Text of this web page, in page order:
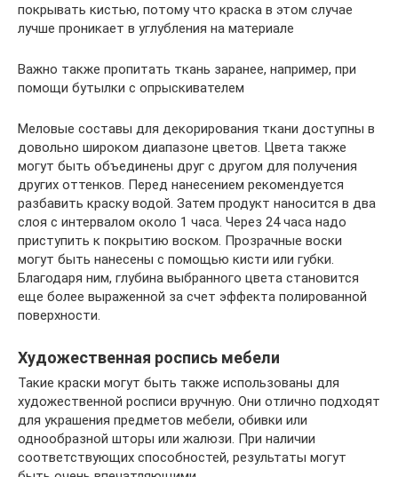
покрывать кистью, потому что краска в этом случае
лучше проникает в углубления на материале
Важно также пропитать ткань заранее, например, при
помощи бутылки с опрыскивателем
Меловые составы для декорирования ткани доступны в
довольно широком диапазоне цветов. Цвета также
могут быть объединены друг с другом для получения
других оттенков. Перед нанесением рекомендуется
разбавить краску водой. Затем продукт наносится в два
слоя с интервалом около 1 часа. Через 24 часа надо
приступить к покрытию воском. Прозрачные воски
могут быть нанесены с помощью кисти или губки.
Благодаря ним, глубина выбранного цвета становится
еще более выраженной за счет эффекта полированной
поверхности.
Художественная роспись мебели
Такие краски могут быть также использованы для
художественной росписи вручную. Они отлично подходят
для украшения предметов мебели, обивки или
однообразной шторы или жалюзи. При наличии
соответствующих способностей, результаты могут